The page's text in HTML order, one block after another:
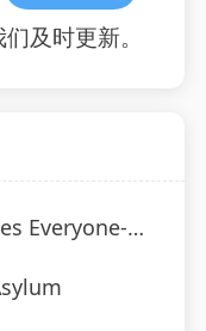
及时更新。
Willie Nelson